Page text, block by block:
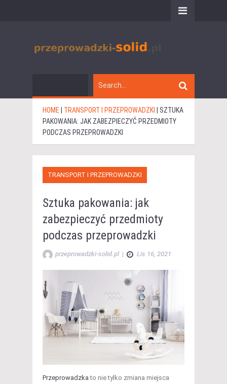
HOME TRANSPORT I PRZEPROWADZKI
SZTUKA
PAKOWANIA: JAK ZABEZPIECZYĆ PRZEDMIOTY
PODCZAS PRZEPROWADZKI
TRANSPORT I PRZEPROWADZKI
Sztuka pakowania: jak
zabezpieczyć przedmioty
podczas przeprowadzki
przeprowadzki-solid.pl | Lis 16, 2021
Przeprowadzka to nie tylko zmiana miejsca